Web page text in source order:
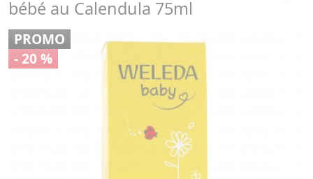
bébé au Calendula 75ml
PROMO
- 20 %